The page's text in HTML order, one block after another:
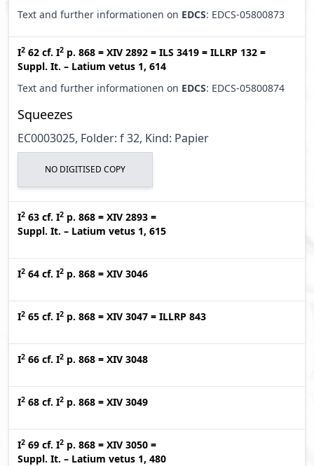
Text and further informationen on EDCS: EDCS-05800873
I2 62 cf. I2 p. 868 = XIV 2892 = ILS 3419 = ILLRP 132 =
Suppl. It. – Latium vetus 1, 614
Text and further informationen on EDCS: EDCS-05800874
Squeezes
EC0003025, Folder: f 32, Kind: Papier
NO DIGITISED COPY
I2 63 cf. I2 p. 868 = XIV 2893 =
Suppl. It. – Latium vetus 1, 615
I2 64 cf. I2 p. 868 = XIV 3046
I2 65 cf. I2 p. 868 = XIV 3047 = ILLRP 843
I2 66 cf. I2 p. 868 = XIV 3048
I2 68 cf. I2 p. 868 = XIV 3049
I2 69 cf. I2 p. 868 = XIV 3050 =
Suppl. It. – Latium vetus 1, 480